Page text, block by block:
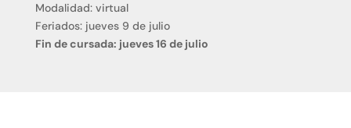
Modalidad: virtual
Feriados: jueves 9 de julio
Fin de cursada: jueves 16 de julio